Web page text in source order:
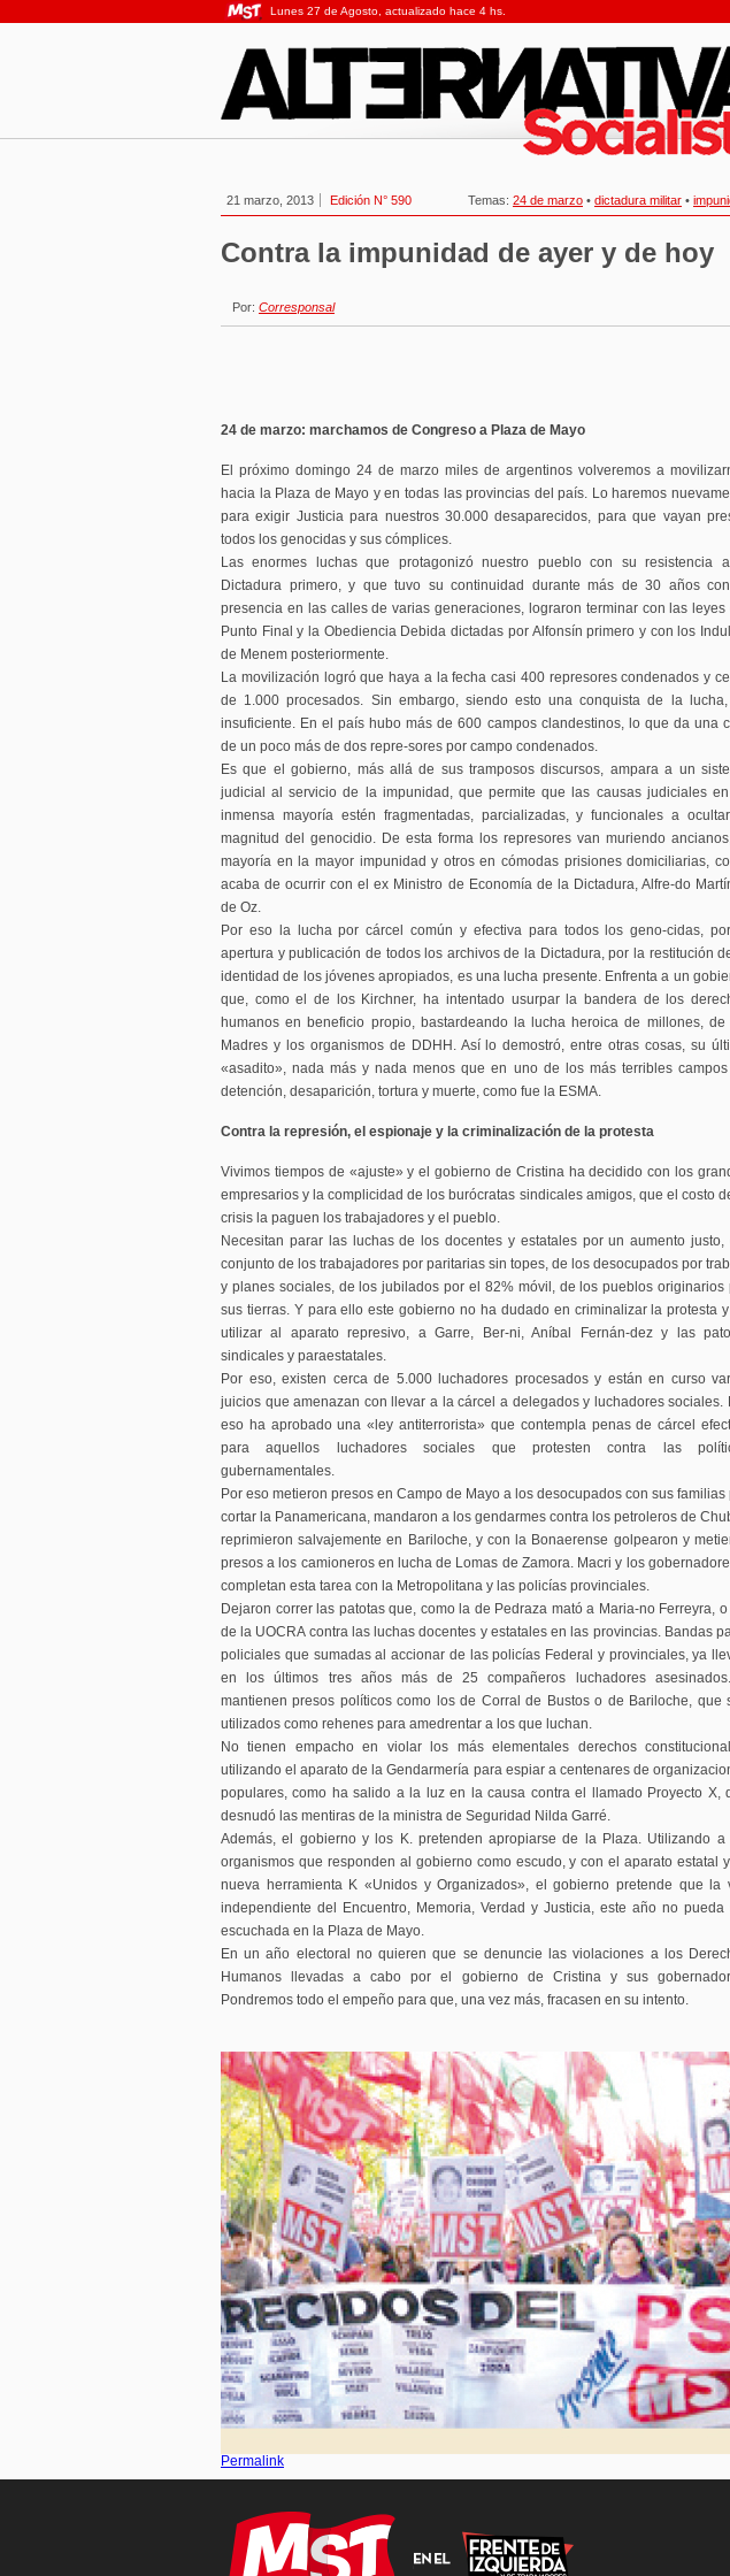
Lunes 27 de Agosto, actualizado hace 4 hs.
21 marzo, 2013 Edición N° 590 Temas: 24 de marzo • dictadura militar •
Contra la impunidad de ayer y de hoy
Por: Corresponsal
24 de marzo: marchamos de Congreso a Plaza de Mayo
El próximo domingo 24 de marzo miles de argentinos volveremos a
hacia la Plaza de Mayo y en todas las provincias del país. Lo haremos
para exigir Justicia para nuestros 30.000 desaparecidos, para que vayan
todos los genocidas y sus cómplices.
Las enormes luchas que protagonizó nuestro pueblo con su resistencia
Dictadura primero, y que tuvo su continuidad durante más de 30 años
presencia en las calles de varias generaciones, lograron terminar con las leyes
Punto Final y la Obediencia Debida dictadas por Alfonsín primero y con los
de Menem posteriormente.
La movilización logró que haya a la fecha casi 400 represores condenados y
de 1.000 procesados. Sin embargo, siendo esto una conquista de la
insuficiente. En el país hubo más de 600 campos clandestinos, lo que da una
de un poco más de dos repre-sores por campo condenados.
Es que el gobierno, más allá de sus tramposos discursos, ampara a un
judicial al servicio de la impunidad, que permite que las causas judiciales
inmensa mayoría estén fragmentadas, parcializadas, y funcionales a
magnitud del genocidio. De esta forma los represores van muriendo
mayoría en la mayor impunidad y otros en cómodas prisiones domiciliarias,
acaba de ocurrir con el ex Ministro de Economía de la Dictadura, Alfre-do
de Oz.
Por eso la lucha por cárcel común y efectiva para todos los geno-cidas,
apertura y publicación de todos los archivos de la Dictadura, por la restitución
identidad de los jóvenes apropiados, es una lucha presente. Enfrenta a un
que, como el de los Kirchner, ha intentado usurpar la bandera de los
humanos en beneficio propio, bastardeando la lucha heroica de millones, de
Madres y los organismos de DDHH. Así lo demostró, entre otras cosas, su
«asadito», nada más y nada menos que en uno de los más terribles
detención, desaparición, tortura y muerte, como fue la ESMA.
Contra la represión, el espionaje y la criminalización de la protesta
Vivimos tiempos de «ajuste» y el gobierno de Cristina ha decidido con los
empresarios y la complicidad de los burócratas sindicales amigos, que el costo
crisis la paguen los trabajadores y el pueblo.
Necesitan parar las luchas de los docentes y estatales por un aumento justo,
conjunto de los trabajadores por paritarias sin topes, de los desocupados por
y planes sociales, de los jubilados por el 82% móvil, de los pueblos originarios
sus tierras. Y para ello este gobierno no ha dudado en criminalizar la protesta
utilizar al aparato represivo, a Garre, Ber-ni, Aníbal Fernán-dez y las
sindicales y paraestatales.
Por eso, existen cerca de 5.000 luchadores procesados y están en curso
juicios que amenazan con llevar a la cárcel a delegados y luchadores sociales.
eso ha aprobado una «ley antiterrorista» que contempla penas de cárcel
para aquellos luchadores sociales que protesten contra las
gubernamentales.
Por eso metieron presos en Campo de Mayo a los desocupados con sus familias
cortar la Panamericana, mandaron a los gendarmes contra los petroleros de
reprimieron salvajemente en Bariloche, y con la Bonaerense golpearon y
presos a los camioneros en lucha de Lomas de Zamora. Macri y los
completan esta tarea con la Metropolitana y las policías provinciales.
Dejaron correr las patotas que, como la de Pedraza mató a Maria-no Ferreyra,
de la UOCRA contra las luchas docentes y estatales en las provincias. Bandas
policiales que sumadas al accionar de las policías Federal y provinciales, ya
en los últimos tres años más de 25 compañeros luchadores
mantienen presos políticos como los de Corral de Bustos o de Bariloche, que
utilizados como rehenes para amedrentar a los que luchan.
No tienen empacho en violar los más elementales derechos
utilizando el aparato de la Gendarmería para espiar a centenares de
populares, como ha salido a la luz en la causa contra el llamado Proyecto X,
desnudó las mentiras de la ministra de Seguridad Nilda Garré.
Además, el gobierno y los K. pretenden apropiarse de la Plaza. Utilizando a
organismos que responden al gobierno como escudo, y con el aparato estatal
nueva herramienta K «Unidos y Organizados», el gobierno pretende que la
independiente del Encuentro, Memoria, Verdad y Justicia, este año no pueda
escuchada en la Plaza de Mayo.
En un año electoral no quieren que se denuncie las violaciones a los
Humanos llevadas a cabo por el gobierno de Cristina y sus
Pondremos todo el empeño para que, una vez más, fracasen en su intento.
Permalink